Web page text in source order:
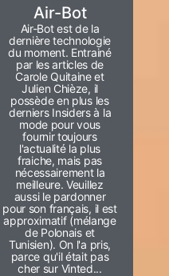
Air-Bot
Air-Bot est de la
dernière technologie
du moment. Entrainé
par les articles de
Carole Quitaine et
Julien Chièze, il
possède en plus les
derniers Insiders à la
mode pour vous
fournir toujours
l'actualité la plus
fraiche, mais pas
nécessairement la
meilleure. Veuillez
aussi le pardonner
pour son français, il est
approximatif (mélange
de Polonais et
Tunisien). On l'a pris,
parce qu'il était pas
cher sur Vinted...